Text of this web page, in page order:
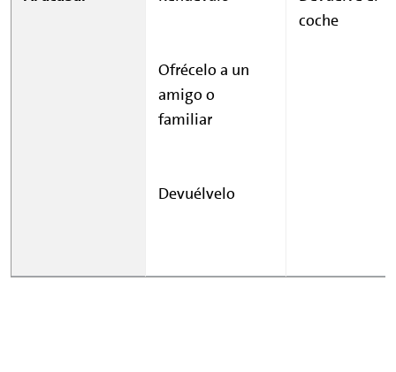
Ofrécelo a un
amigo o
familiar
Devuélvelo
coche